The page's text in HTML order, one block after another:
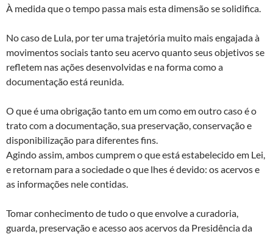
À medida que o tempo passa mais esta dimensão se solidifica.
No caso de Lula, por ter uma trajetória muito mais engajada à
movimentos sociais tanto seu acervo quanto seus objetivos se
refletem nas ações desenvolvidas e na forma como a
documentação está reunida.
O que é uma obrigação tanto em um como em outro caso é o
trato com a documentação, sua preservação, conservação e
disponibilização para diferentes fins.
Agindo assim, ambos cumprem o que está estabelecido em Lei,
e retornam para a sociedade o que lhes é devido: os acervos e
as informações nele contidas.
Tomar conhecimento de tudo o que envolve a curadoria,
guarda, preservação e acesso aos acervos da Presidência da